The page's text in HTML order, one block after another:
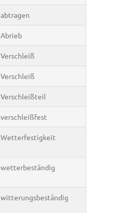
abtragen
Abrieb
Verschleiß
Verschleiß
Verschleißteil
verschleißfest
Wetterfestigkeit
wetterbeständig
witterungsbeständig